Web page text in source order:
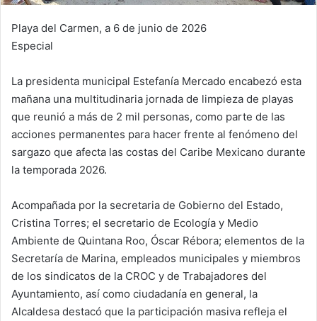
Playa del Carmen, a 6 de junio de 2026
Especial
La presidenta municipal Estefanía Mercado encabezó esta
mañana una multitudinaria jornada de limpieza de playas
que reunió a más de 2 mil personas, como parte de las
acciones permanentes para hacer frente al fenómeno del
sargazo que afecta las costas del Caribe Mexicano durante
la temporada 2026.
Acompañada por la secretaria de Gobierno del Estado,
Cristina Torres; el secretario de Ecología y Medio
Ambiente de Quintana Roo, Óscar Rébora; elementos de la
Secretaría de Marina, empleados municipales y miembros
de los sindicatos de la CROC y de Trabajadores del
Ayuntamiento, así como ciudadanía en general, la
Alcaldesa destacó que la participación masiva refleja el